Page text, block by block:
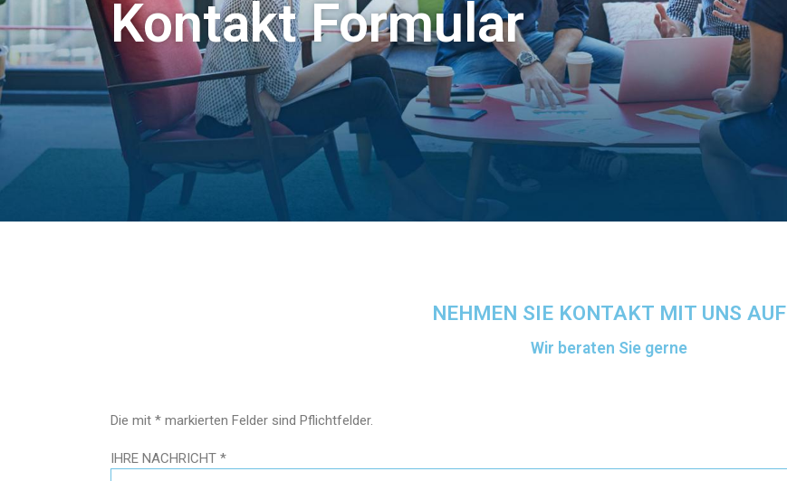
Kontakt Formular
NEHMEN SIE KONTAKT MIT UNS AUF
Wir beraten Sie gerne
Die mit * markierten Felder sind Pflichtfelder.
IHRE NACHRICHT